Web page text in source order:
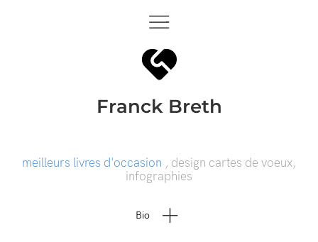
Franck Breth
meilleurs livres d'occasion , design cartes de voeux,
infographies
Bio